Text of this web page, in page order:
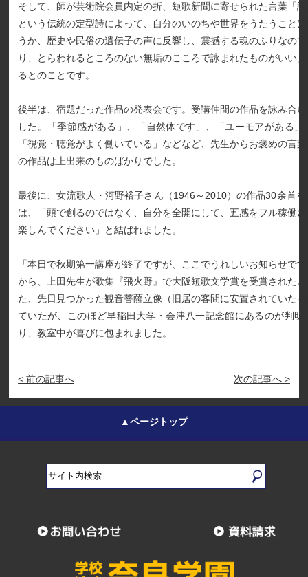
そして、師が芸術院会員内定の折、短歌新聞に寄せられた言葉「
という伝統の定型詩によって、自分のいのちや世界をうたうこと
うか、歴史や民俗の遺伝子の声に反響し、震撼する魂のふりなの
り、とらわれるところのない無垢のこころで詠まれたものがいい
るとのことです。
後半は、宿題だった作品の発表会です。受講仲間の作品を詠み合
した。「季節感がある」、「自然体です」、「ユーモアがある
「視覚・聴覚がよく働いている」などなど、先生からお褒めの言
の作品は上出来のものばかりでした。
最後に、女流歌人・河野裕子さん（1946～2010）の作品30余首
は、「頭で創るのではなく、自分を全開にして、五感をフル稼働
楽しんでください」と結ばれました。
「本日で秋期第一講座が終了ですが、ここでうれしいお知らせで
から、上田先生が歌集『飛火野』で大阪短歌文学賞を受賞された
た、先日見つかった観音菩薩立像（旧居の客間に安置されていた
ていたが、このほど早稲田大学・会津八一記念館にあるのが判
り、教室中が喜びに包まれました。
< 前の記事へ 次の記事へ >
▲ページトップ